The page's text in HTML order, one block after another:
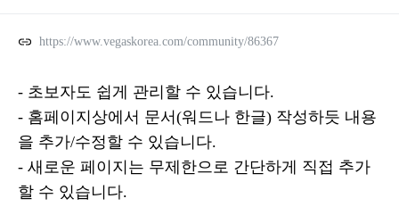
https://www.vegaskorea.com/community/86367
- 초보자도 쉽게 관리할 수 있습니다.
- 홈페이지상에서 문서(워드나 한글) 작성하듯 내용
을 추가/수정할 수 있습니다.
- 새로운 페이지는 무제한으로 간단하게 직접 추가
할 수 있습니다.